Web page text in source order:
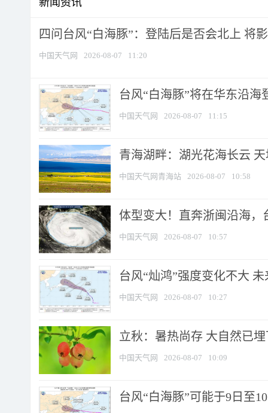
新闻资讯
四问台风“白海豚”：登陆后是否会北上 将
中国天气网 2026-08-07 11:20
台风“白海豚”将在华东沿
中国天气网 2026-08-07 11:15
青海湖畔：湖光花海长云
中国天气网青海站 2026-08-07 10:58
体型变大！直奔浙闽沿海，
中国天气网 2026-08-07 10:57
台风“灿鸿”强度变化不大
中国天气网 2026-08-07 10:27
立秋：暑热尚存 大自然已
中国天气网 2026-08-07 10:09
台风“白海豚”可能于9日至